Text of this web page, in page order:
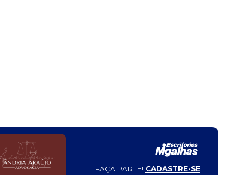
FAÇA PARTE! CADASTRE-SE